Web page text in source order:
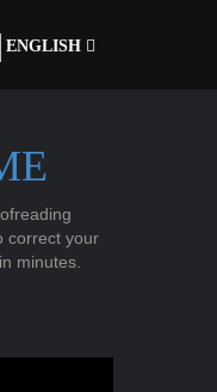
ENGLISH
correct your
minutes.